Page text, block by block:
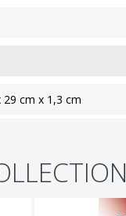
29 cm x 1,3 cm